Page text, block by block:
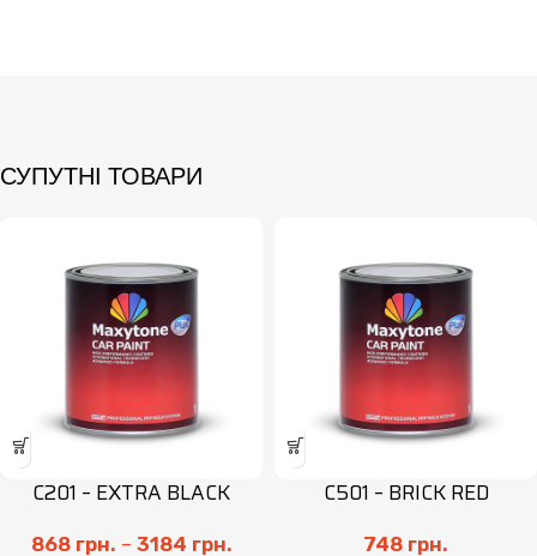
СУПУТНІ ТОВАРИ
C201 – EXTRA BLACK
868 грн. – 3184 грн.
C501 – BRICK RED
748 грн.